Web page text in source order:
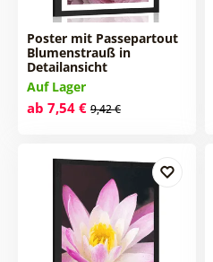
Poster mit Passepartout
Blumenstrauß in
Detailansicht
Auf Lager
ab 7,54 € 9,42 €